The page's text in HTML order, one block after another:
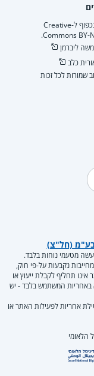
התוכן מוגש בכפוף ל-Creative
Commons BY-
ליברמן
כלב
שמורות לכל זכות
בע"מ (חל"צ)
מטעמי נוחות בלבד.
נקבעות על-פי חוק,
תחליף לקבלת ייעוץ או
באחריות המשתמש בלבד - יש
אחריות לפעילות האתר או
הלאומי